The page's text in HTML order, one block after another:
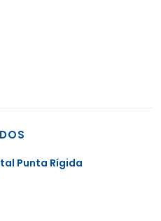
Punta Rígida